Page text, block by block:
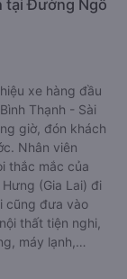
tại Đường Ngô
xe hàng đầu
Thạnh - Sài
giờ, đón khách
Nhân viên
thắc mắc của
(Gia Lai) đi
cũng đưa vào
thất tiện nghi,
máy lạnh,…